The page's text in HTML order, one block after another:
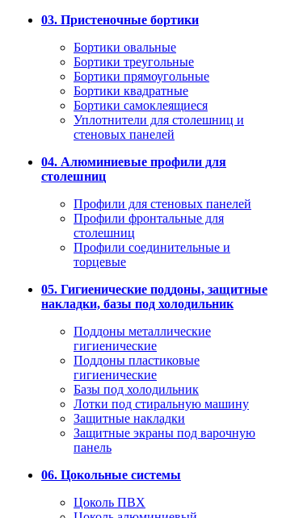
03. Пристеночные бортики
Бортики овальные
Бортики треугольные
Бортики прямоугольные
Бортики квадратные
Бортики самоклеящиеся
Уплотнители для столешниц и
стеновых панелей
04. Алюминиевые профили для
столешниц
Профили для стеновых панелей
Профили фронтальные для
столешниц
Профили соединительные и
торцевые
05. Гигиенические поддоны, защитные
накладки, базы под холодильник
Поддоны металлические
гигиенические
Поддоны пластиковые
гигиенические
Базы под холодильник
Лотки под стиральную машину
Защитные накладки
Защитные экраны под варочную
панель
06. Цокольные системы
Цоколь ПВХ